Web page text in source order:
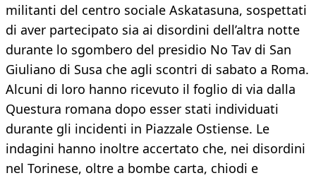
militanti del centro sociale Askatasuna, sospettati
di aver partecipato sia ai disordini dell’altra notte
durante lo sgombero del presidio No Tav di San
Giuliano di Susa che agli scontri di sabato a Roma.
Alcuni di loro hanno ricevuto il foglio di via dalla
Questura romana dopo esser stati individuati
durante gli incidenti in Piazzale Ostiense. Le
indagini hanno inoltre accertato che, nei disordini
nel Torinese, oltre a bombe carta, chiodi e